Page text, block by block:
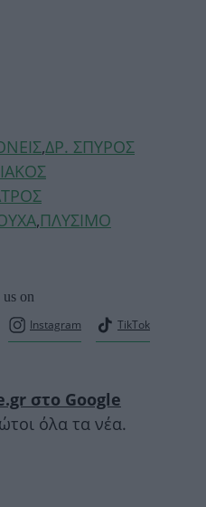
,ΔΡ. ΣΠΥΡΟΣ
,ΠΛΥΣΙΜΟ
on
Instagram TikTok
στο Google
όλα τα νέα.